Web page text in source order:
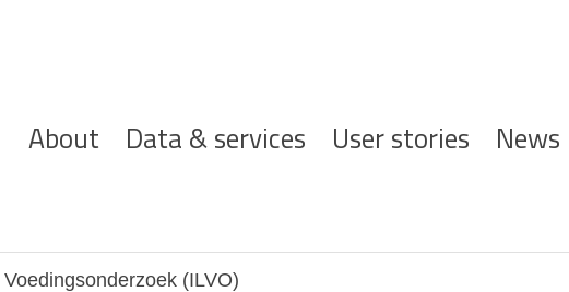
Hoofdnavigatie
About Data & services User stories News
(ILVO)